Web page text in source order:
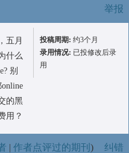
举报
五月
什么
别
的黑
用？
投稿周期: 约3个月
录用情况: 已投修改后录
用
| 作者点评过的期刊 ) 纠错